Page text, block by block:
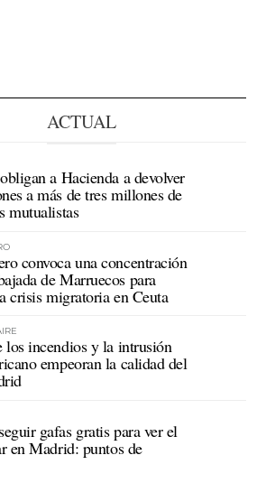
ACTUAL
a Hacienda a devolver
a más de tres millones de
mutualistas
convoca una concentración
de Marruecos para
crisis migratoria en Ceuta
los incendios y la intrusión
empeoran la calidad del
gafas gratis para ver el
en Madrid: puntos de